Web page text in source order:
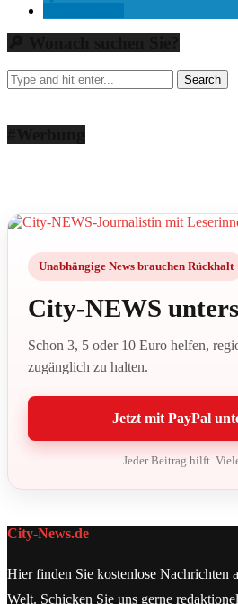
Unabhängige News brauchen Rückhalt
City-NEWS
Schon 3, 5 oder 10 Euro helfen,
zugänglich zu halten.
Jetzt mit PayPal
Jeder Beitrag hilft.
City-News.de
Hier finden Sie kostenlose Nachrichten
Welt. Schicken Sie uns gerne